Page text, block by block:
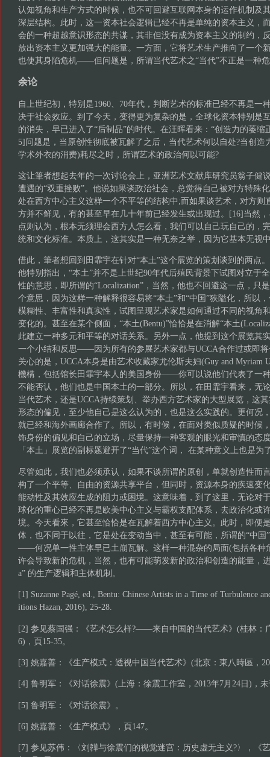
认知视角和生产方式的时候，也不可回避互联网本身的运作机制及
深层结构。此时，这一资本社会逻辑已经不再是单纯的资本主义，
会的一种超越意识形态的共谋，其非但没有成为资本主义的制约，
放出资本主义更加强大的能量。一方面，它将艺术生产推向了一个
也使其身陷危机——但问题是，所谓当代艺术之“当代”不正是一种
余论
自上世纪初，特别是1960、70年代，判断艺术的标准已经不再是一
决于社会效应。到了今天，变得更为复杂的是，全球化资本特别是
的消失，早已进入了“后制品”的时代。在汪晖看来：“创造力的萎缩
5]问题是，当原创性彻底被瓦解了之后，当代艺术何以自处?当创造
学术外衣的消费)耗尽之时，所谓艺术的政治何以可能?
这让筆者想起去年的一次讨论会上，亚洲艺术文献库研究员翁子健
遭遇的“双重挫败”。他说如果谈政治社会，总觉得自己被对方特殊
处在西方中心主义这样一个不平等的结构中;而如果谈艺术，对方则
方并不鲜见，有的甚至早在几十年前已经发生或出现过。[16]当然
点则认为，根本无须理会西方人怎么看，我们可以自己玩自己的，
统和文化标准。本质上，这其实是一种无奈之举，因为它基本无视
借此，筆者想回到田霏宇在针对“本土”这个展览的策划谈到的两点
他特别指出，“本土”并不是上世纪90年代后殖民背景下试图对立于
性的意思，即所谓的“Localization”，当然，他也不回避这一点，只
个意思，因为这样一种解释很容易将“本土”和“中国”狭隘化，所以
模糊性、丰富性和真实性，试图呈现艺术家是如何通过不同的视角
变化的。甚至在某个侧面，“本土(Bentu)”恰恰是在消解“本土
此建立一种多元和平等的对话关系。另外一点，他提到这个展览其
一个小结和反思——因为所有的参展艺术家都与UCCA合作过或即
关心的是，UCCA本身是由艺术收藏家尤伦斯夫妇(Guy and Myriam
機構，包括馆长田霏宇本人的美国身份——你可以说他们代表了一
不能否认，他们也是中国本土的一部分。所以，在田霏宇看来，无
当代艺术，还是UCCA持续策划、举办西方艺术家的大型展览，这
形态的偏见，至少他自己是这么认为的，也是这么实践的。更何况
就已经和海外画廊合作了。所以，有时候，在面对类似质疑的时候
饰身份的偏见和自己的立场，尽量保持一种客观的眼光和审慎的态
「本土」展览的副标题避开了“当代”这个词， 在某种意义上也是为
尽管如此，我们也必须承认，如果不谈所谓的原创，单就创造性而
构了一个平等、自由的资源共享平台，但同时，资源本身的疾速变
能动性及其效应生成的阻力或困境。这意味着，到了这里，无论对
球化的重心已经不再是欧美中心主义与霸权支配体系，去政治化或
境。今天看來，它甚至恰恰是在瓦解着西方中心主义。此时，即便
体，也不同于以往，它是处在变动当中，甚至有可能，所谓的“中国
——何况单一性主体早已土崩瓦解。这样一种混杂的局面(包括各种
许会导致新的危机，当然，也有可能萌发新的政治和创造的能量，
a” 的生产逻辑和主体机制。
[1] Suzanne Pagé, ed., Bentu: Chinese Artists in a Time of Turbulence
itions Hazan, 2016), 25-28.
[2] 参见蔡国强：《艺术怎么样?——来自中国的当代艺术》(桂林：
6)，頁15-35。
[3] 姚嘉善：《生产模式：透视中国当代艺术》(北京：東八時區，
[4] 鲁明军：《对话徐震》(上海：徐震工作室，2013年7月24日)，
[5] 鲁明军：《对话徐震》。
[6] 姚嘉善：《生产模式》，頁147。
[7] 参见苏伟：〈刘韡与徐震们的视觉迷宫：历史虚无主义?〉，《